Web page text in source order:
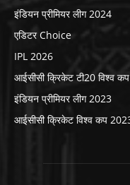
इंडियन प्रीमियर लीग 2024
एडिटर Choice
IPL 2026
आईसीसी क्रिकेट टी20 विश्व
इंडियन प्रीमियर लीग 2023
आईसीसी क्रिकेट विश्व कप